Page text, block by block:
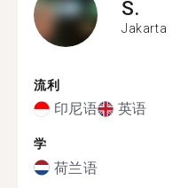
S.
Jakarta
流利
印尼语 英语
学
荷兰语